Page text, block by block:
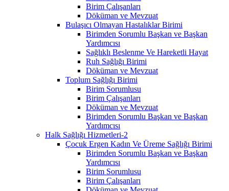
Birim Çalışanları
Döküman ve Mevzuat
Bulaşıcı Olmayan Hastalıklar Birimi
Birimden Sorumlu Başkan ve Başkan
Yardımcısı
Sağlıklı Beslenme Ve Hareketli Hayat
Ruh Sağlığı Birimi
Döküman ve Mevzuat
Toplum Sağlığı Birimi
Birim Sorumlusu
Birim Çalışanları
Döküman ve Mevzuat
Birimden Sorumlu Başkan ve Başkan
Yardımcısı
Halk Sağlığı Hizmetleri-2
Çocuk Ergen Kadın Ve Üreme Sağlığı Birimi
Birimden Sorumlu Başkan ve Başkan
Yardımcısı
Birim Sorumlusu
Birim Çalışanları